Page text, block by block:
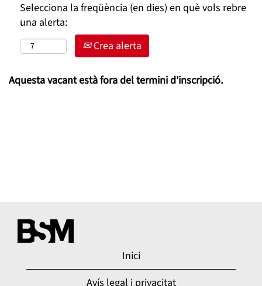
Selecciona la freqüència (en dies) en què vols rebre
una alerta:
Crea alerta
Aquesta vacant està fora del termini d'inscripció.
Inici
Avís legal i privacitat